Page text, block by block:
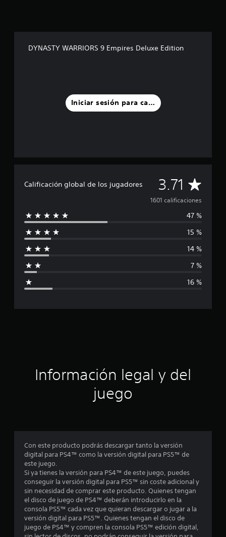
DYNASTY WARRIORS 9 Empires Deluxe Edition
Iniciar sesión para calificar
Calificación global de los jugadores 3.71 C
a
l
a
ó
e
i
1601 calificaciones
47 %
15 %
14 %
7 %
16 %
Información legal y del
juego
Con este producto podrás descargar tanto la versión
digital para PS4™ como la versión digital para PS5™ de
este juego.
Si ya tienes la versión para PS4™ de este juego, puedes
conseguir la versión digital para PS5™ sin coste adicional y
sin necesidad de comprar este producto. Quienes tengan
el disco de juego de PS4™ deberán introducirlo en la
consola PS5™ cada vez que quieran descargar o jugar a la
versión digital para PS5™. Quienes tengan el disco de
juego de PS4™ y compren la consola PS5™ edición digital,